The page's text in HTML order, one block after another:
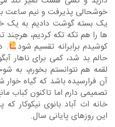
خوشحالی پذیرفت و نیم ساعت
یک بسته گوشت دادیم به یک
ها را هم تکه تکه کردیم، هرچند
کوشیدم برابرانه تقسیم شود
.
حالم بد شد، کمی برای ناهار
لقمه هم نتوانستم بخورم، به
آن فرارسیده باشد که گیاه
تصمیمی دارم اما تاکنون کباب
خانه ات آباد بانوی نیکوکار که
این روزهای پایانی سال.